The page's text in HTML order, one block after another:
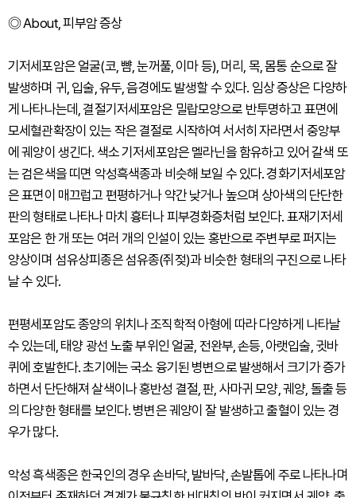
◎ About, 피부암 증상
기저세포암은 얼굴(코, 뺨, 눈꺼풀, 이마 등), 머리, 목, 몸통 순으로 잘
발생하며 귀, 입술, 유두, 음경에도 발생할 수 있다. 임상 증상은 다양하
게 나타나는데, 결절기저세포암은 밀랍모양으로 반투명하고 표면에
모세혈관확장이 있는 작은 결절로 시작하여 서서히 자라면서 중앙부
에 궤양이 생긴다. 색소 기저세포암은 멜라닌을 함유하고 있어 갈색 또
는 검은색을 띠면 악성흑색종과 비슷해 보일 수 있다. 경화기저세포암
은 표면이 매끄럽고 편평하거나 약간 낮거나 높으며 상아색의 단단한
판의 형태로 나타나 마치 흉터나 피부경화증처럼 보인다. 표재기저세
포암은 한 개 또는 여러 개의 인설이 있는 홍반으로 주변부로 퍼지는
양상이며 섬유상피종은 섬유종(쥐젖)과 비슷한 형태의 구진으로 나타
날 수 있다.
편평세포암도 종양의 위치나 조직학적 아형에 따라 다양하게 나타날
수 있는데, 태양 광선 노출 부위인 얼굴, 전완부, 손등, 아랫입술, 귓바
퀴에 호발한다. 초기에는 국소 융기된 병변으로 발생해서 크기가 증가
하면서 단단해져 살색이나 홍반성 결절, 판, 사마귀 모양, 궤양, 돌출 등
의 다양한 형태를 보인다. 병변은 궤양이 잘 발생하고 출혈이 있는 경
우가 많다.
악성 흑색종은 한국인의 경우 손바닥, 발바닥, 손발톱에 주로 나타나며